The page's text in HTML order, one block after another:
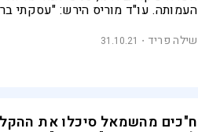
העמותה. עו"ד מוריס הירש: "עסקתי
בדגש על דרכי המימון שלו, ובמקרה
שילה פריד 31.10.21
ח"כים מהשמאל סיכלו את